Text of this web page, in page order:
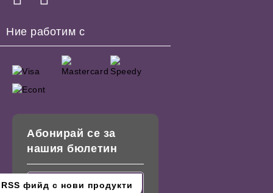
Ние работим с
Абонирай се за
нашия бюлетин